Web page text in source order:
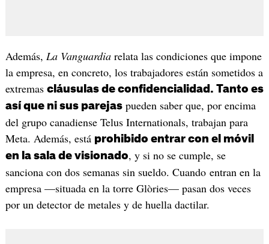
Además, La Vanguardiarelata las condiciones que impone
la empresa, en concreto, los trabajadores están sometidos a
extremas cláusulas de confidencialidad. Tanto es
así que ni sus parejaspueden saber que, por encima
del grupo canadiense Telus Internationals, trabajan para
Meta. Además, está prohibido entrar con el móvil
en la sala de visionado, y si no se cumple, se
sanciona con dos semanas sin sueldo. Cuando entran en la
empresa —situada en la torre Glòries— pasan dos veces
por un detector de metales y de huella dactilar.